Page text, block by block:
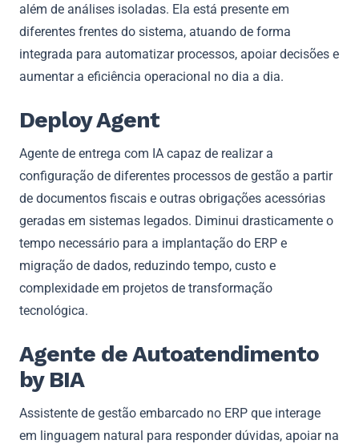
além de análises isoladas. Ela está presente em
diferentes frentes do sistema, atuando de forma
integrada para automatizar processos, apoiar decisões e
aumentar a eficiência operacional no dia a dia.
Deploy Agent
Agente de entrega com IA capaz de realizar a
configuração de diferentes processos de gestão a partir
de documentos fiscais e outras obrigações acessórias
geradas em sistemas legados. Diminui drasticamente o
tempo necessário para a implantação do ERP e
migração de dados, reduzindo tempo, custo e
complexidade em projetos de transformação
tecnológica.
Agente de Autoatendimento
by BIA
Assistente de gestão embarcado no ERP que interage
em linguagem natural para responder dúvidas, apoiar na